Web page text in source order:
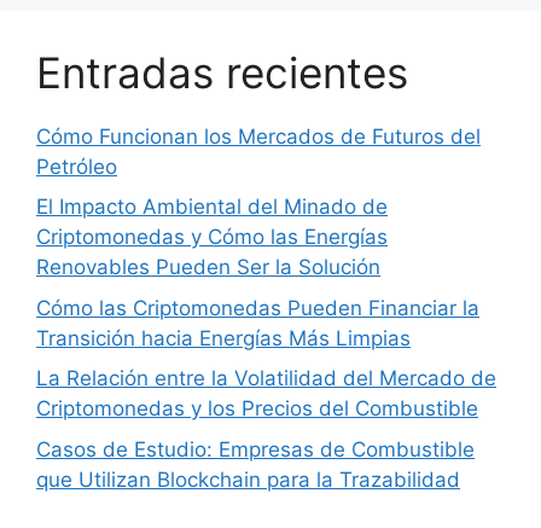
Entradas recientes
Cómo Funcionan los Mercados de Futuros del
Petróleo
El Impacto Ambiental del Minado de
Criptomonedas y Cómo las Energías
Renovables Pueden Ser la Solución
Cómo las Criptomonedas Pueden Financiar la
Transición hacia Energías Más Limpias
La Relación entre la Volatilidad del Mercado de
Criptomonedas y los Precios del Combustible
Casos de Estudio: Empresas de Combustible
que Utilizan Blockchain para la Trazabilidad